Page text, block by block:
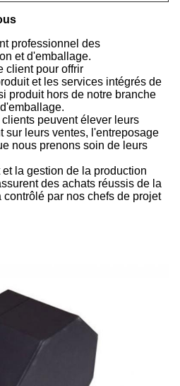
professionnel des
et d'emballage.
client pour offrir
et les services intégrés de
produit hors de notre branche
peuvent élever leurs
sur leurs ventes, l'entreposage
nous prenons soin de leurs
la gestion de la production
des achats réussis de la
par nos chefs de projet